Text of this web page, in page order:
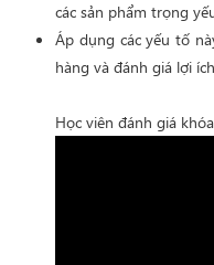
các sản phẩm trọng
Áp dụng các yếu tố
hàng và đánh giá lợi ích
Học viên đánh giá